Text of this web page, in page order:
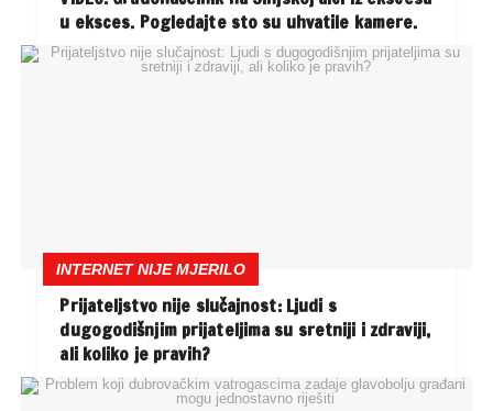
u eksces. Pogledajte sto su uhvatile kamere.
INTERNET NIJE MJERILO
Prijateljstvo nije slučajnost: Ljudi s
dugogodišnjim prijateljima su sretniji i zdraviji,
ali koliko je pravih?